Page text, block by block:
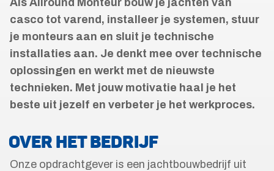
Als Allround Monteur bouw je jachten van
casco tot varend, installeer je systemen, stuur
je monteurs aan en sluit je technische
installaties aan. Je denkt mee over technische
oplossingen en werkt met de nieuwste
technieken. Met jouw motivatie haal je het
beste uit jezelf en verbeter je het werkproces.
OVER HET BEDRIJF
Onze opdrachtgever is een jachtbouwbedrijf uit